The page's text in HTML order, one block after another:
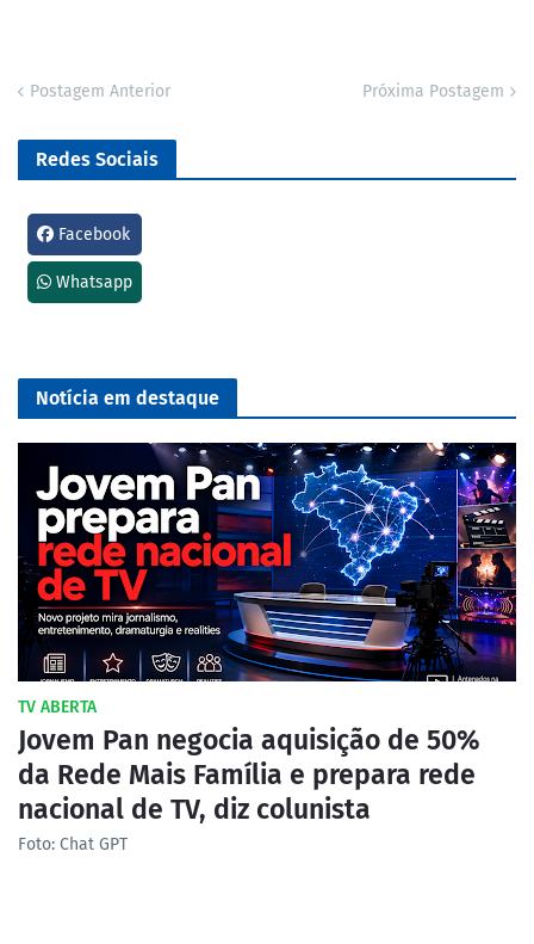
Postagem Anterior Próxima Postagem
Redes Sociais
Facebook
Whatsapp
Notícia em destaque
TV ABERTA
Jovem Pan negocia aquisição de 50%
da Rede Mais Família e prepara rede
nacional de TV, diz colunista
Foto: Chat GPT